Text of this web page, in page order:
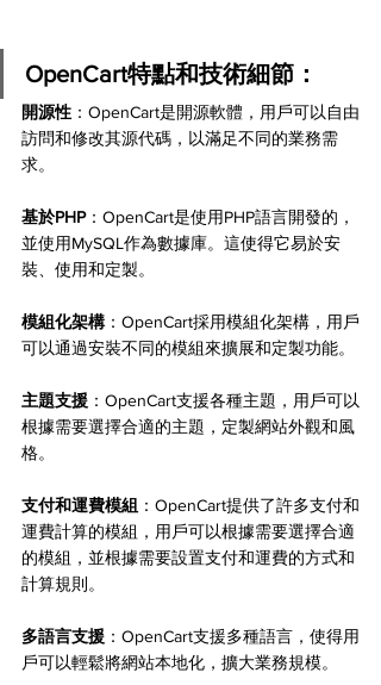
OpenCart特點和技術細節：
開源性 ：OpenCart是開源軟體，用戶可以自由
訪問和修改其源代碼，以滿足不同的業務需
求。
基於PHP：OpenCart是使用PHP語言開發的，
並使用MySQL作為數據庫。這使得它易於安
裝、使用和定製。
模組化架構：OpenCart採用模組化架構，用戶
可以通過安裝不同的模組來擴展和定製功能。
主題支援 ：OpenCart支援各種主題，用戶可以
根據需要選擇合適的主題，定製網站外觀和風
格。
支付和運費模組 ：OpenCart提供了許多支付和
運費計算的模組，用戶可以根據需要選擇合適
的模組，並根據需要設置支付和運費的方式和
計算規則。
多語言支援 ：OpenCart支援多種語言，使得用
戶可以輕鬆將網站本地化，擴大業務規模。